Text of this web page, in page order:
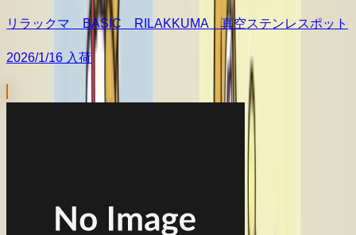
リラックマ BASIC RILAKKUMA 真空ステンレスポット
2026/1/16 入荷